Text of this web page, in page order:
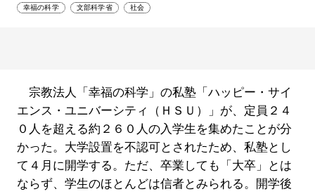
幸福の科学 文部科学省 社会
宗教法人「幸福の科学」の私塾「ハッピー・サイ
エンス・ユニバーシティ（ＨＳＵ）」が、定員２４
０人を超える約２６０人の入学生を集めたことが分
かった。大学設置を不認可とされたため、私塾とし
て４月に開学する。ただ、卒業しても「大卒」とは
ならず、学生のほとんどは信者とみられる。開学後